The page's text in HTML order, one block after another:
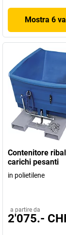
Mostra 6
Contenitore
carichi pesanti
in polietilene
a partire da
2'075.-